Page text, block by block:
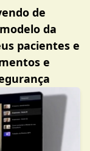
de
da
pacientes e
e